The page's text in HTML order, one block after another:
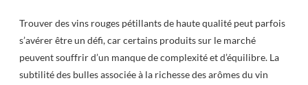
Trouver des vins rouges pétillants de haute qualité peut parfois
s’avérer être un défi, car certains produits sur le marché
peuvent souffrir d’un manque de complexité et d’équilibre. La
subtilité des bulles associée à la richesse des arômes du vin